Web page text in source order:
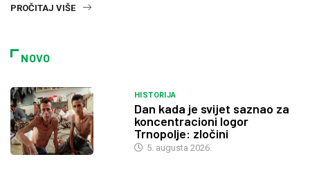
PROČITAJ VIŠE
NOVO
HISTORIJA
Dan kada je svijet saznao za
koncentracioni logor
Trnopolje: zločini
5. augusta 2026.